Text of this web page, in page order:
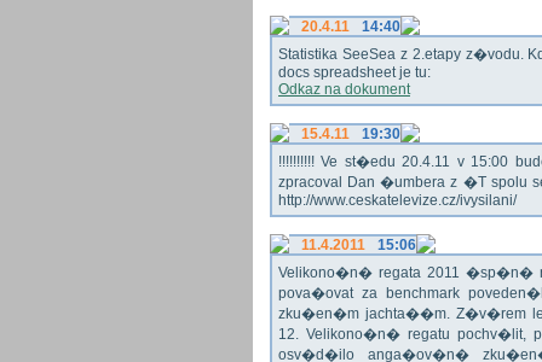
20.4.11
14:40
Statistika SeeSea z 2.etapy z�vodu.
docs spreadsheet je tu:
Odkaz na dokument
15.4.11
19:30
!!!!!!!!!! Ve st�edu 20.4.11 v 15:00
zpracoval Dan �umbera z �T spolu
http://www.ceskatelevize.cz/ivysilani/
11.4.2011
15:06
Velikono�n� regata 2011 �sp�n�
pova�ovat za benchmark
zku�en�m jachta��m. Z�v�rem
12. Velikono�n� regatu
osv�d�ilo anga�ov�n�